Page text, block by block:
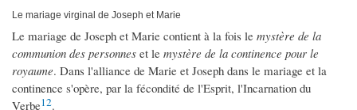
Le mariage virginal de Joseph et Marie
Le mariage de Joseph et Marie contient à la fois le mystère de la
communion des personnes et le mystère de la continence pour le
royaume. Dans l'alliance de Marie et Joseph dans le mariage et la
continence s'opère, par la fécondité de l'Esprit, l'Incarnation du
Verbe12.